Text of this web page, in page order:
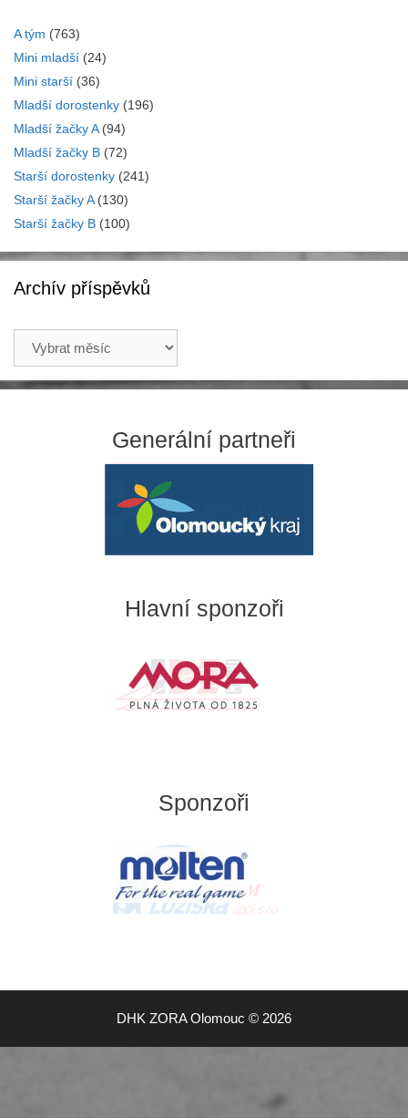
A tým (763)
Mini mladší (24)
Mini starší (36)
Mladší dorostenky (196)
Mladší žačky A(94)
Mladší žačky B (72)
Starší dorostenky (241)
Starší žačky A(130)
Starší žačky B (100)
Archív příspěvků
příspěvků
Generální partneři
Hlavní sponzoři
Sponzoři
DHK ZORA Olomouc © 2026